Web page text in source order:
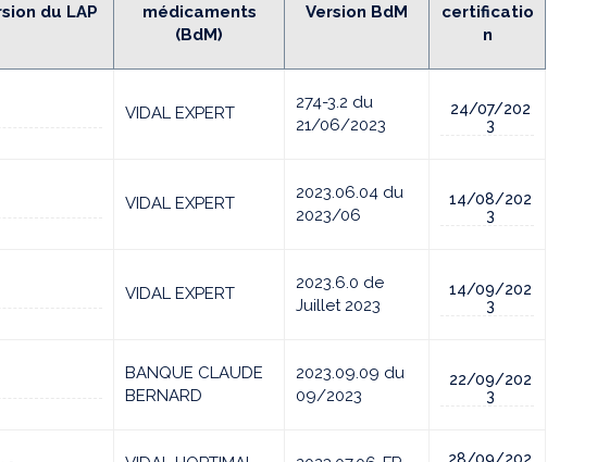
du LAP
médicaments
(BdM)
Version BdM
certificatio
n
VIDAL EXPERT
274-3.2 du
21/06/2023
24/07/202
3
VIDAL EXPERT
2023.06.04 du
2023/06
14/08/202
3
VIDAL EXPERT
2023.6.0 de
Juillet 2023
14/09/202
3
BANQUE CLAUDE
BERNARD
2023.09.09 du
09/2023
22/09/202
3